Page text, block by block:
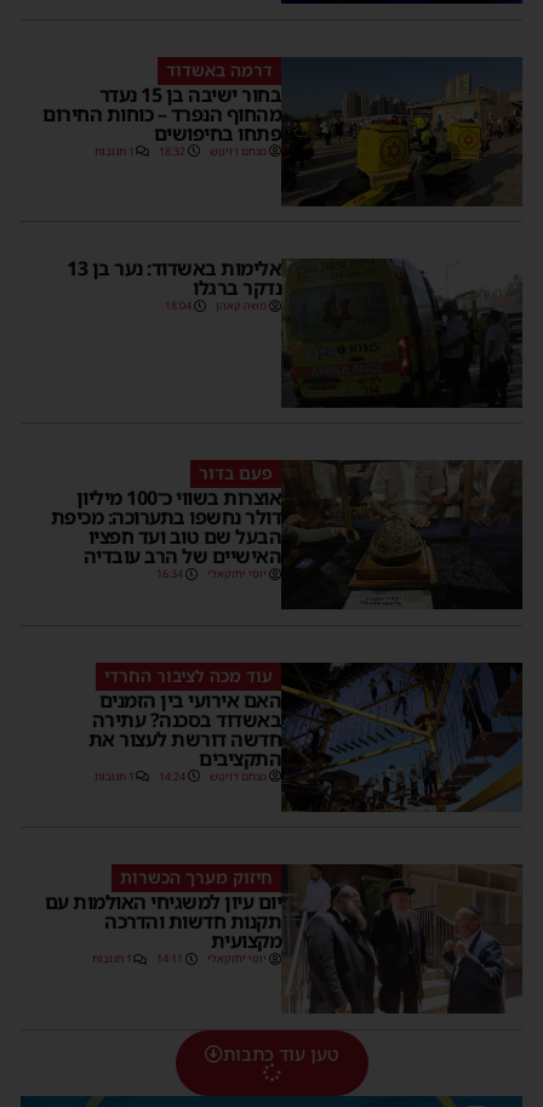
דרמה באשדוד
בחור ישיבה בן 15 נעדר
מהחוף הנפרד – כוחות החירום
פתחו בחיפושים
מנחם דויטש 18:32 1 תגובות
אלימות באשדוד: נער בן 13
נדקר ברגלו
משה קאהן 18:04
פעם בדור
אוצרות בשווי כ־100 מיליון
דולר נחשפו בתערוכה: מכיפת
הבעל שם טוב ועד חפציו
האישיים של הרב עובדיה
יוסי יחזקאלי 16:34
עוד מכה לציבור החרדי
האם אירועי בין הזמנים
באשדוד בסכנה? עתירה
חדשה דורשת לעצור את
התקציבים
מנחם דויטש 14:24 1 תגובות
חיזוק מערך הכשרות
יום עיון למשגיחי האולמות עם
תקנות חדשות והדרכה
מקצועית
יוסי יחזקאלי 14:11 1 תגובות
טען עוד כתבות